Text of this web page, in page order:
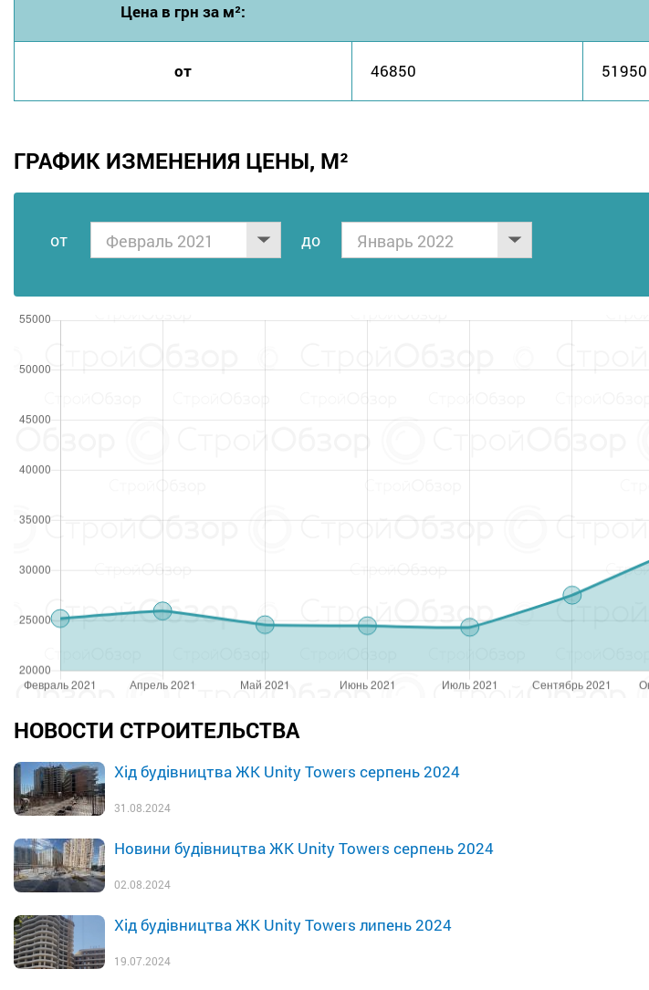
Цена в грн за м²:
от 46850 51950
ГРАФИК ИЗМЕНЕНИЯ ЦЕНЫ, М²
от Февраль 2021 дo Январь 2022
НОВОСТИ СТРОИТЕЛЬСТВА
Хід будівництва ЖК Unity Towers серпень 2024
31.08.2024
Новини будівництва ЖК Unity Towers серпень 2024
02.08.2024
Хід будівництва ЖК Unity Towers липень 2024
19.07.2024